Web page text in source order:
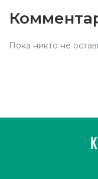
Пока никто не